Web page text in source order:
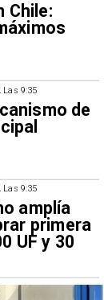
Chile:
Las 9:35
de
Las 9:35
amplía
primera
UF y 30